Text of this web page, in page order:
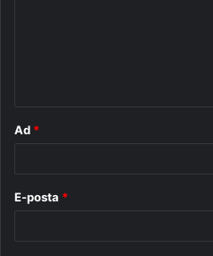
Ad *
E-posta *